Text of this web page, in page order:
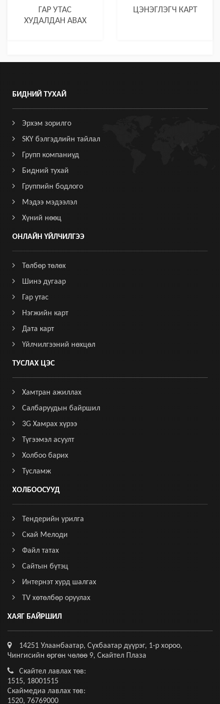
ГАР УТАС
ХУДАЛДАН АВАХ
ЦЭНЭГЛЭГЧ КАРТ
БИДНИЙ ТУХАЙ
Эрхэм зорилго
SKY бэлгэдлийн тайлал
Групп компаниуд
Бидний тухай
Группийн бодлого
Мэдээ мэдээлэл
Хүний нөөц
ОНЛАЙН ҮЙЛЧИЛГЭЭ
Төлбөр төлөх
Шинэ дугаар
Гар утас
Нэгжийн карт
Дата карт
Үйлчилгээний нөхцөл
ТУСЛАХ ЦЭС
Хамтран ажиллах
Салбаруудын байршил
3G Хамрах хүрээ
Түгээмэл асуулт
Холбоо барих
Тусламж
ХОЛБООСУУД
Тендерийн урилга
Скай Мелоди
Файл татах
Сайтын бүтэц
Интернэт хурд шалгах
TV хөтөлбөр оруулах
ХАЯГ БАЙРШИЛ
14251 Улаанбаатар, Сүхбаатар дүүрэг, 1-р хороо,
Чингисийн өргөн чөлөө 9, Скайтел Плаза
Скайтел лавлах төв:
1515, 18001515
Скаймедиа лавлах төв:
1520, 76769000